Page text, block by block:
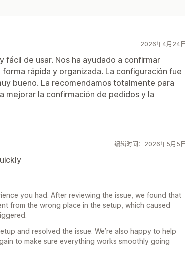
2026年4月24日
fácil de usar. Nos ha ayudado a confirmar
rápida y organizada. La configuración fue
bueno. La recomendamos totalmente para
mejorar la confirmación de pedidos y la
编辑时间：2026年5月5日
you had. After reviewing the issue, we found that
from the wrong place in the setup, which caused
and resolved the issue. We’re also happy to help
to make sure everything works smoothly going